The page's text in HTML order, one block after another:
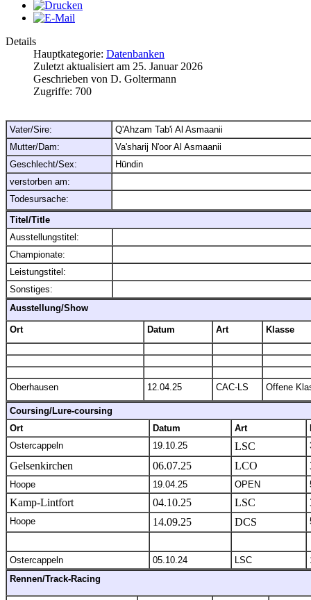
Details
Hauptkategorie: Datenbanken
Zuletzt aktualisiert am 25. Januar 2026
Geschrieben von D. Goltermann
Zugriffe: 700
Vater/Sire:
Q'Ahzam Tab'i Al Asmaanii
Mutter/Dam:
Va'sharij N'oor Al Asmaanii
Geschlecht/Sex:
Hündin
verstorben am:
Todesursache:
Titel/Title
Ausstellungstitel:
Championate:
Leistungstitel:
Sonstiges:
Ausstellung/Show
Ort Datum Art Klasse
Oberhausen 12.04.25 CAC-LS Offene
Coursing/Lure-coursing
Ort
Datum Art
Ostercappeln
19.10.25 LSC
Gelsenkirchen 06.07.25 LCO
Hoope 19.04.25 OPEN
Kamp-Lintfort 04.10.25 LSC
Hoope 14.09.25 DCS
Ostercappeln 05.10.24 LSC
Rennen/Track-Racing